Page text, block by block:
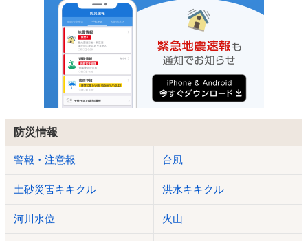
防災情報
警報・注意報 台風
土砂災害キキクル 洪水キキクル
河川水位 火山